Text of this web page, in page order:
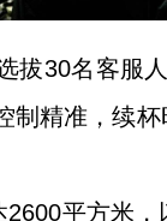
拔30名客服
精准，续
平方米